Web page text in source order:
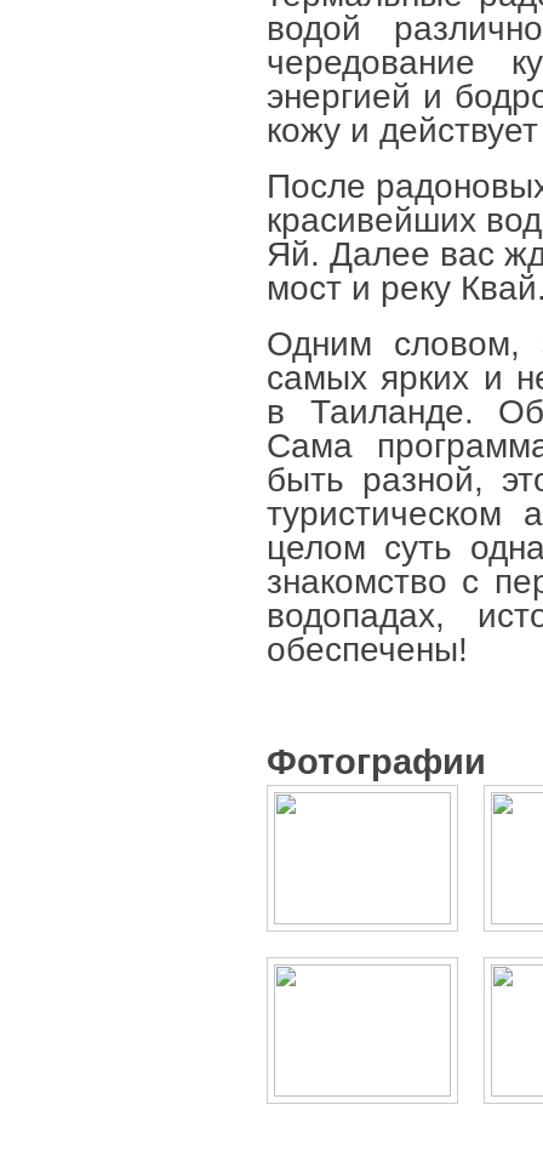
водой
чередование
энергией и
кожу и
После
красивейших
Яй. Далее вас
мост и реку
Одним словом,
самых ярких и
в Таиланде.
Сама
быть разной,
целом суть
знакомство с
водопадах,
обеспечены!
Фотографии